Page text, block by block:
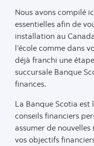
Nous avons compilé
essentielles afin de
installation au
l’école comme dans
déjà franchi une
succursale Banque
finances.
La Banque Scotia
conseils financiers
assumer de
vos objectifs